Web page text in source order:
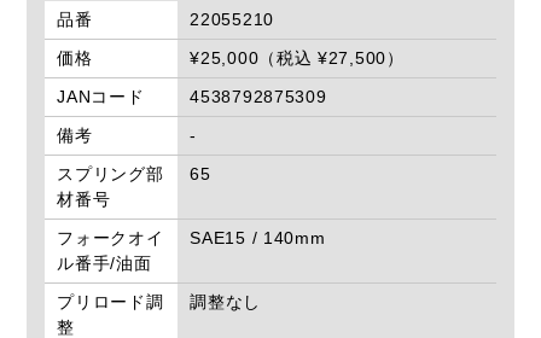
品番
22055210
価格
¥25,000（税込 ¥27,500）
JANコード
4538792875309
備考
-
スプリング部
材番号
65
フォークオイ
ル番手/油面
SAE15 / 140mm
プリロード調
整
調整なし